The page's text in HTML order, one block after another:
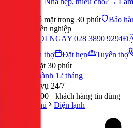
Có mặt trong 30 phút Bảo
chuyên nghiệp
GỌI NGAY 028 3890 9294
Tuyển thợ
Đặt hẹn Tuyển thợ
Có mặt 30 phút
Bảo hành 12 tháng
Phục vụ 24/7
300,000+ khách hàng tin dùng
Trang chủ
Điện lạnh